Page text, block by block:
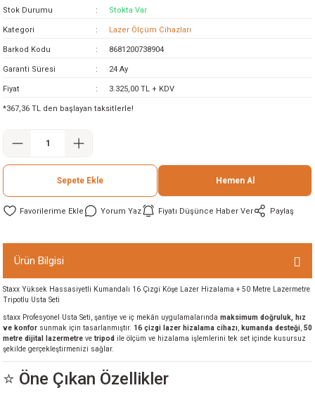
Testereler
Stok Durumu Stokta Var
Kategori Lazer Ölçüm Cihazları
Barkod Kodu 8681200738904
Garanti Süresi 24 Ay
Fiyat 3.325,00 TL + KDV
*367,36 TL den başlayan taksitlerle!
Sepete Ekle Hemen Al
Yorum Yaz Fiyatı Düşünce Haber Ver Paylaş
Ürün Bilgisi
Staxx Yüksek Hassasiyetli Kumandalı 16 Çizgi Köşe Lazer Hizalama + 50 Metre Lazermetre
Tripotlu Usta Seti
staxx Profesyonel Usta Seti, şantiye ve iç mekân uygulamalarında maksimum doğruluk, hız
ve konfor sunmak için tasarlanmıştır. 16 çizgi lazer hizalama cihazı kumanda desteği 50
metre dijital lazermetre ve tripod ile ölçüm ve hizalama işlemlerini tek set içinde kusursuz
şekilde gerçekleştirmenizi sağlar.
⭐ Öne Çıkan Özellikler